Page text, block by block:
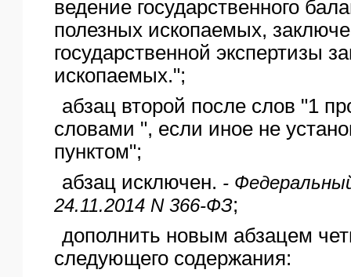
ведение государственного
полезных ископаемых,
государственной экспертизы
ископаемых.";
абзац второй после слов "1
словами ", если иное не
пунктом";
абзац исключен. -
24.11.2014 N 366-ФЗ;
дополнить новым абзацем
следующего содержания: